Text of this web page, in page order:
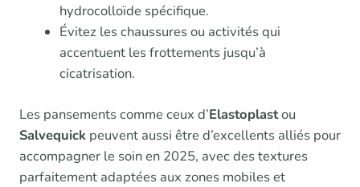
hydrocolloïde spécifique.
Évitez les chaussures ou activités qui
accentuent les frottements jusqu’à
cicatrisation.
Les pansements comme ceux d’Elastoplastou
Salvequick peuvent aussi être d’excellents alliés pour
accompagner le soin en 2025, avec des textures
parfaitement adaptées aux zones mobiles et